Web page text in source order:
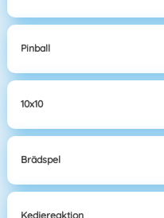
Pinball
10x10
Brädspel
Kedjereaktion